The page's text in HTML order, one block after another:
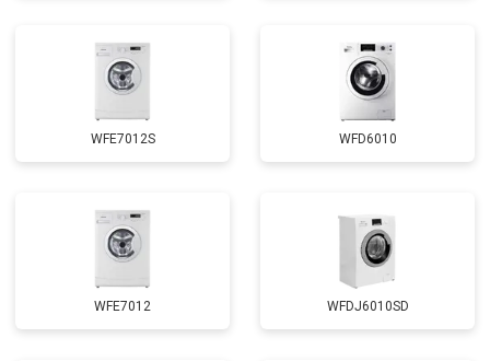
Замена УБЛ от 2100 ₽ Заказать
Замена приводного ремня от 2550 ₽ Заказать
WFE7012S WFD6010
WFE7012 WFDJ6010SD